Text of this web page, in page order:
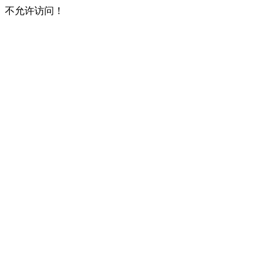
不允许访问！